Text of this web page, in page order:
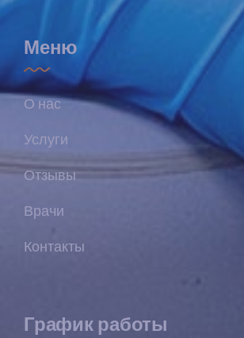
Меню
О нас
Услуги
Отзывы
Врачи
Контакты
График работы